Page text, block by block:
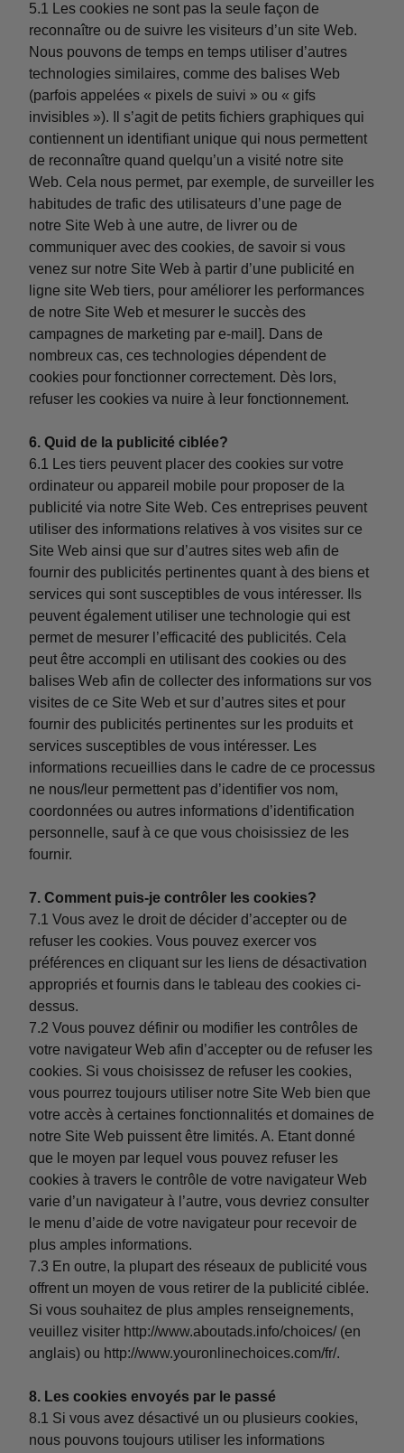
5.1 Les cookies ne sont pas la seule façon de
reconnaître ou de suivre les visiteurs d’un site Web.
Nous pouvons de temps en temps utiliser d’autres
technologies similaires, comme des balises Web
(parfois appelées « pixels de suivi » ou « gifs
invisibles »). Il s’agit de petits fichiers graphiques qui
contiennent un identifiant unique qui nous permettent
de reconnaître quand quelqu’un a visité notre site
Web. Cela nous permet, par exemple, de surveiller les
habitudes de trafic des utilisateurs d’une page de
notre Site Web à une autre, de livrer ou de
communiquer avec des cookies, de savoir si vous
venez sur notre Site Web à partir d’une publicité en
ligne site Web tiers, pour améliorer les performances
de notre Site Web et mesurer le succès des
campagnes de marketing par e-mail]. Dans de
nombreux cas, ces technologies dépendent de
cookies pour fonctionner correctement. Dès lors,
refuser les cookies va nuire à leur fonctionnement.
6. Quid de la publicité ciblée?
6.1 Les tiers peuvent placer des cookies sur votre
ordinateur ou appareil mobile pour proposer de la
publicité via notre Site Web. Ces entreprises peuvent
utiliser des informations relatives à vos visites sur ce
Site Web ainsi que sur d’autres sites web afin de
fournir des publicités pertinentes quant à des biens et
services qui sont susceptibles de vous intéresser. Ils
peuvent également utiliser une technologie qui est
permet de mesurer l’efficacité des publicités. Cela
peut être accompli en utilisant des cookies ou des
balises Web afin de collecter des informations sur vos
visites de ce Site Web et sur d’autres sites et pour
fournir des publicités pertinentes sur les produits et
services susceptibles de vous intéresser. Les
informations recueillies dans le cadre de ce processus
ne nous/leur permettent pas d’identifier vos nom,
coordonnées ou autres informations d’identification
personnelle, sauf à ce que vous choisissiez de les
fournir.
7. Comment puis-je contrôler les cookies?
7.1 Vous avez le droit de décider d’accepter ou de
refuser les cookies. Vous pouvez exercer vos
préférences en cliquant sur les liens de désactivation
appropriés et fournis dans le tableau des cookies ci-
dessus.
7.2 Vous pouvez définir ou modifier les contrôles de
votre navigateur Web afin d’accepter ou de refuser les
cookies. Si vous choisissez de refuser les cookies,
vous pourrez toujours utiliser notre Site Web bien que
votre accès à certaines fonctionnalités et domaines de
notre Site Web puissent être limités. A. Etant donné
que le moyen par lequel vous pouvez refuser les
cookies à travers le contrôle de votre navigateur Web
varie d’un navigateur à l’autre, vous devriez consulter
le menu d’aide de votre navigateur pour recevoir de
plus amples informations.
7.3 En outre, la plupart des réseaux de publicité vous
offrent un moyen de vous retirer de la publicité ciblée.
Si vous souhaitez de plus amples renseignements,
veuillez visiter http://www.aboutads.info/choices/(en
anglais) ou http://www.youronlinechoices.com/fr/.
8. Les cookies envoyés par le passé
8.1 Si vous avez désactivé un ou plusieurs cookies,
nous pouvons toujours utiliser les informations